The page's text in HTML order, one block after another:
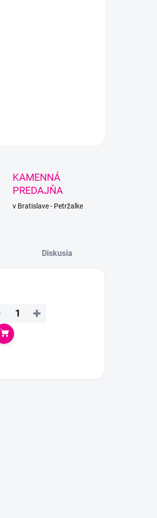
KAMENNÁ
PREDAJŇA
v Bratislave - Petržalke
Diskusia
+
Do košíka